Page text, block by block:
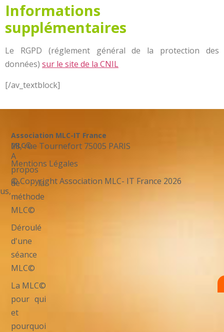
Informations
supplémentaires
Le RGPD (réglement général de la protection des
données) sur le site de la CNIL
[/av_textblock]
Association MLC-IT France
28, rue Tournefort 75005 PARIS
Mentions Légales
© Copyright Association MLC- IT France 2026
MLC©
A
propos
de la
méthode
MLC©
Déroulé
d'une
séance
MLC©
La MLC©
pour qui
et
pourquoi